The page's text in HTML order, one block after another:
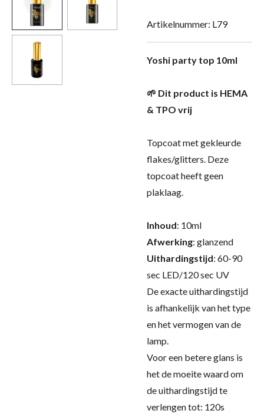
Artikelnummer: L79
Yoshi party top 10ml
🌱 Dit product is HEMA
& TPO vrij
Topcoat met gekleurde
flakes/glitters. Deze
topcoat heeft geen
plaklaag.
Inhoud: 10ml
Afwerking: glanzend
Uithardingstijd: 60-90
sec LED/120 sec UV
De exacte uithardingstijd
is afhankelijk van het type
en het vermogen van de
lamp.
Voor een betere glans is
het de moeite waard om
de uithardingstijd te
verlengen tot: 120s